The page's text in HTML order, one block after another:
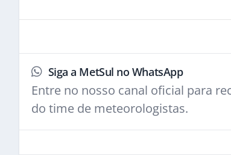
Siga a MetSul no WhatsApp
Entre no nosso canal oficial para
do time de meteorologistas.